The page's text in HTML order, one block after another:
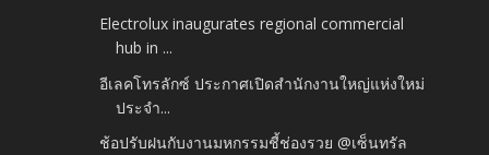
Electrolux inaugurates regional commercial
hub in ...
อีเลคโทรลักซ์ ประกาศเปิดสำนักงานใหญ่แห่งใหม่
ประจำ...
ช้อปรับฝนกับงานมหกรรมชี้ช่องรวย @เซ็นทรัล